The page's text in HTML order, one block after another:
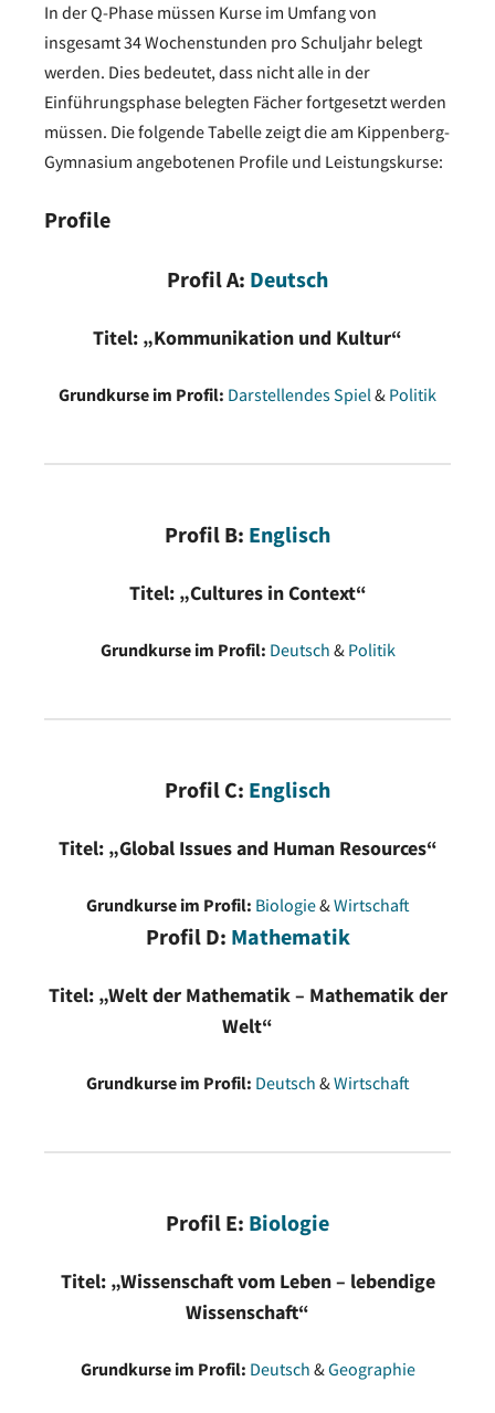
Methodenunterricht 1
Summe (Wochenstunden)
Wahlpflicht-Kurse
(2 von 3 Kursen à 3h)
Musik/Kunst/Darstellendes
(1 von 3 Kursen à 2h)
Geographie/Wirtschaft/Religio
(1 von 4 Kursen à 2h)
Summe (Wochenstunden)
Geographie
Wirtschaft 2
Darstellendes Spiel
Förderunterricht im Kernfach
(nur bei Bedarf)
Summe (Wochenstunden) 6-8
In der Q-Phase müssen Kurse im Umfang von
insgesamt 34 Wochenstunden pro Schuljahr belegt
werden. Dies bedeutet, dass nicht alle in der
Einführungsphase belegten Fächer fortgesetzt werden
müssen. Die folgende Tabelle zeigt die am Kippenberg-
Gymnasium angebotenen Profile und Leistungskurse:
Profile
Profil A: Deutsch
Titel: „Kommunikation und Kultur“
Grundkurse im Profil: Darstellendes Spiel& Politik
Profil B: Englisch
Titel: „Cultures in Context“
Grundkurse im Profil: Deutsch & Politik
Profil C: Englisch
Titel: „Global Issues and Human Resources“
Grundkurse im Profil: Biologie&Wirtschaft
Profil D: Mathematik
Titel: „Welt der Mathematik – Mathematik der
Welt“
Grundkurse im Profil: Deutsch &Wirtschaft
Profil E: Biologie
Titel: „Wissenschaft vom Leben – lebendige
Wissenschaft“
Grundkurse im Profil: Deutsch &Geographie